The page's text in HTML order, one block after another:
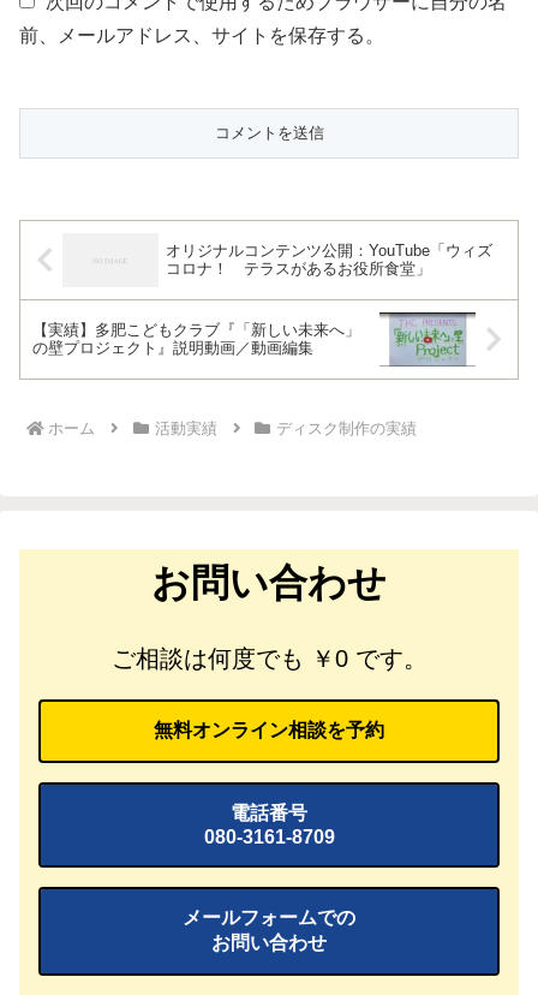
前、メールアドレス、サイトを保存する。
オリジナルコンテンツ公開：YouTube「ウィズ
コロナ！ テラスがあるお役所食堂」
【実績】多肥こどもクラブ『「新しい未来へ」
の壁プロジェクト』説明動画／動画編集
ホーム 活動実績 ディスク制作の実績
お問い合わせ
ご相談は何度でも ￥0 です。
無料オンライン相談を予約
電話番号
080-3161-8709
メールフォームでの
お問い合わせ